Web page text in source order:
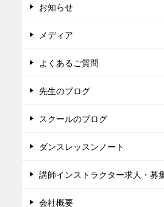
お知らせ
メディア
よくあるご質問
先生のブログ
スクールのブログ
ダンスレッスンノート
講師インストラクター求人・募
会社概要